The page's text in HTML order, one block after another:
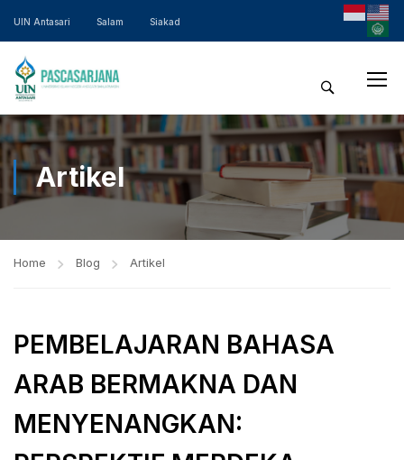
UIN Antasari Salam Siakad
Artikel
Home Blog Artikel
PEMBELAJARAN BAHASA
ARAB BERMAKNA DAN
MENYENANGKAN: